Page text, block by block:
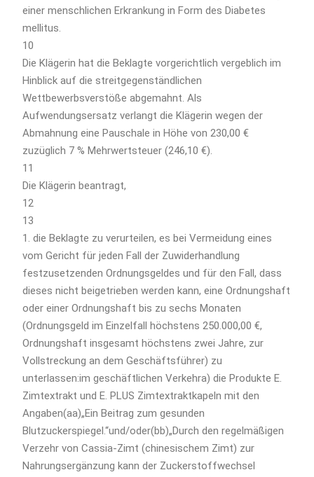
einer menschlichen Erkrankung in Form des Diabetes
mellitus.
10
Die Klägerin hat die Beklagte vorgerichtlich vergeblich im
Hinblick auf die streitgegenständlichen
Wettbewerbsverstöße abgemahnt. Als
Aufwendungsersatz verlangt die Klägerin wegen der
Abmahnung eine Pauschale in Höhe von 230,00 €
zuzüglich 7 % Mehrwertsteuer (246,10 €).
11
Die Klägerin beantragt,
12
13
1. die Beklagte zu verurteilen, es bei Vermeidung eines
vom Gericht für jeden Fall der Zuwiderhandlung
festzusetzenden Ordnungsgeldes und für den Fall, dass
dieses nicht beigetrieben werden kann, eine Ordnungshaft
oder einer Ordnungshaft bis zu sechs Monaten
(Ordnungsgeld im Einzelfall höchstens 250.000,00 €,
Ordnungshaft insgesamt höchstens zwei Jahre, zur
Vollstreckung an dem Geschäftsführer) zu
unterlassen:im geschäftlichen Verkehra) die Produkte E.
Zimtextrakt und E. PLUS Zimtextraktkapeln mit den
Angaben(aa)„Ein Beitrag zum gesunden
Blutzuckerspiegel.“und/oder(bb)„Durch den regelmäßigen
Verzehr von Cassia-Zimt (chinesischem Zimt) zur
Nahrungsergänzung kann der Zuckerstoffwechsel